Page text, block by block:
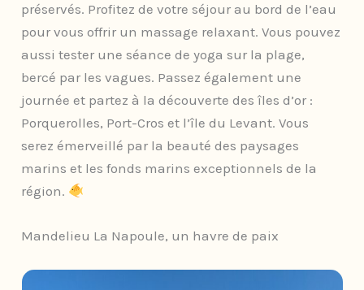
préservés. Profitez de votre séjour au bord de l’eau
pour vous offrir un massage relaxant. Vous pouvez
aussi tester une séance de yoga sur la plage,
bercé par les vagues. Passez également une
journée et partez à la découverte des îles d’or :
Porquerolles, Port-Cros et l’île du Levant. Vous
serez émerveillé par la beauté des paysages
marins et les fonds marins exceptionnels de la
région.
Mandelieu La Napoule, un havre de paix